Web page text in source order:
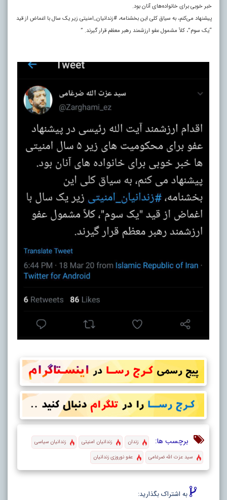
خبر خوبی برای خانواده‌های آنان بود.
پیشنهاد می‌کنم، به سیاق کلی این بخشنامه، ‎#زندانیان_امنیتی زیر یک سال با اغماض از قید
“یک سوم”، کلاً مشمول عفو ارزشمند رهبر معظم قرار گیرند. ”
برچسب ها: زندان زندانیان امنیتی
زندانیان سیاسی
سید عزت الله ضرغامی
عفو نوروزی زندانیان
به اشتراک بگذارید: